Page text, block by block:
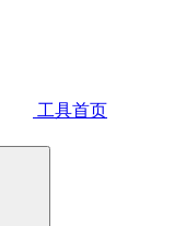
工具首页